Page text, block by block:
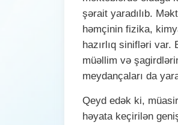
şərait yaradılıb.
həmçinin fizika,
hazırlıq sinifləri
müəllim və
meydançaları da
Qeyd edək ki,
həyata keçirilən